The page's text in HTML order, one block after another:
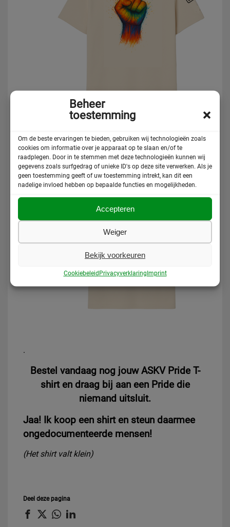
Beheer
toestemming
Om de beste ervaringen te bieden, gebruiken wij technologieën zoals
cookies om informatie over je apparaat op te slaan en/of te
raadplegen. Door in te stemmen met deze technologieën kunnen wij
gegevens zoals surfgedrag of unieke ID's op deze site verwerken. Als je
geen toestemming geeft of uw toestemming intrekt, kan dit een
nadelige invloed hebben op bepaalde functies en mogelijkheden.
Accepteren
Weiger
Bekijk voorkeuren
CookiebeleidPrivacyverklaringImprint
.
Bestel vandaag nog jouw ASKV Pride T-
shirt en draag bij aan een Pride die
niemand uitsluit.
Jaa! Ik koop een shirt en steun daarmee
ongedocumenteerde mensen!
(Het shirt valt klein)
Deel deze pagina